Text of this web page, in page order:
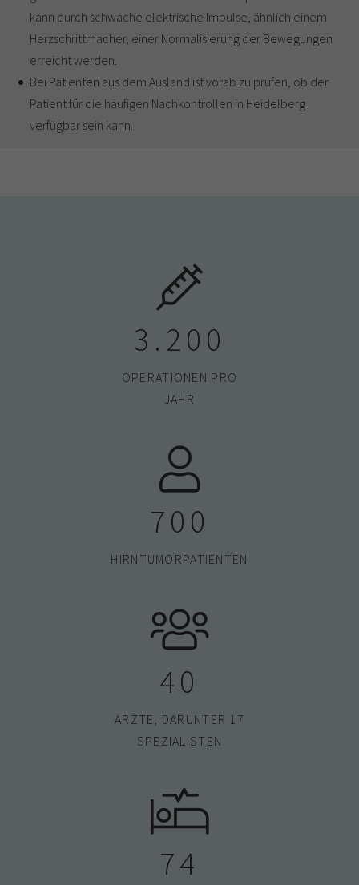
kann durch schwache elektrische Impulse, ähnlich einem
Herzschrittmacher, einer Normalisierung der Bewegungen
erreicht werden.
Bei Patienten aus dem Ausland ist vorab zu prüfen, ob der
Patient für die häufigen Nachkontrollen in Heidelberg
verfügbar sein kann.
3.200
OPERATIONEN PRO
JAHR
700
HIRNTUMORPATIENTEN
40
ÄRZTE, DARUNTER 17
SPEZIALISTEN
74